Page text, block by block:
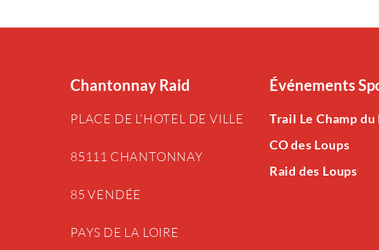
Chantonnay Raid
PLACE DE L’HOTEL DE VILLE
85111 CHANTONNAY
85 VENDÉE
PAYS DE LA LOIRE
Événements
Trail Le Champ du
CO des Loups
Raid des Loups